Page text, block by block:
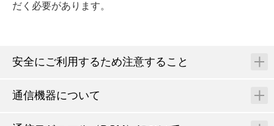
だく必要があります。
安全にご利用するため注意すること
通信機器について